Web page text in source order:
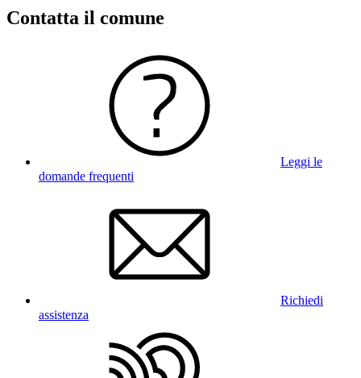
Contatta il comune
Leggi le
domande frequenti
Richiedi
assistenza